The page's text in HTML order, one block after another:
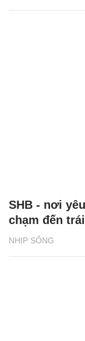
NHỊP SỐNG
SHB - nơi
chạm đến